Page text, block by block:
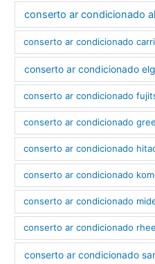
conserto ar condicionado
conserto ar condicionado
conserto ar condicionado
conserto ar condicionado
conserto ar condicionado gree
conserto ar condicionado
conserto ar condicionado
conserto ar condicionado
conserto ar condicionado
conserto ar condicionado